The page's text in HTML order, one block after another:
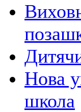
Нова
школа